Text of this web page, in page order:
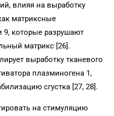
влияя на выработку
матриксные
9, которые разрушают
матрикс [26].
выработку тканевого
плазминогена 1,
сгустка [27, 28].
на стимуляцию